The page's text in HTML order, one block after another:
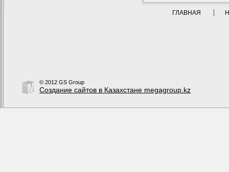
ГЛАВНАЯ
© 2012 GS Group
Создание сайтов в Казахстане megagroup.kz